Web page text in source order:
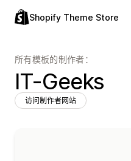
Shopify Theme Store
所有模板的制作者：
IT-Geeks
访问制作者网站